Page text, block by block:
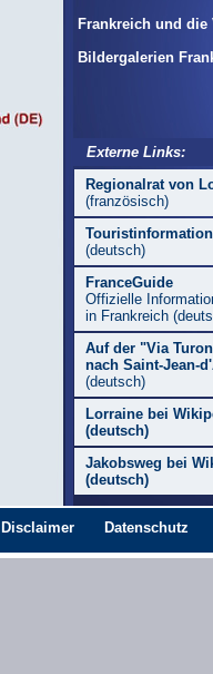
Frankreich und die
Bildergalerien
Externe Links:
Regionalrat von
(französisch)
(deutsch)
FranceGuide
Offizielle
in Frankreich
Auf der "Via
nach Saint-Jean-
(deutsch)
Lorraine bei
(deutsch)
Jakobsweg bei
(deutsch)
Disclaimer Datenschutz